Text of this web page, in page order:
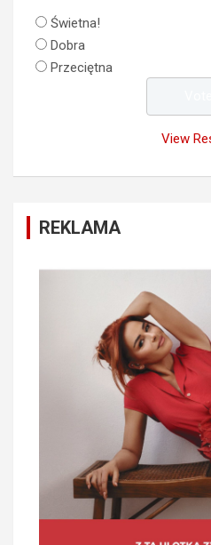
Świetna!
Dobra
Przeciętna
View
REKLAMA